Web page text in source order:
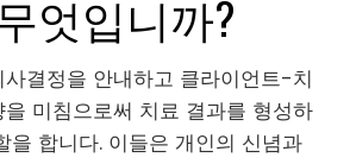
엇입니까?
결정을 안내하고 클라이언트-치
미침으로써 치료 결과를 형성하
을 합니다. 이들은 개인의 신념과